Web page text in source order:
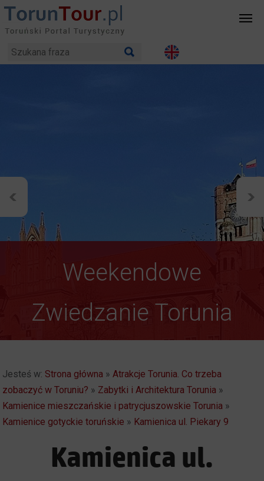
Weekendowe
Zwiedzanie Torunia
Gotyk ponad głową
Jesteś w: Strona główna »Atrakcje Torunia. Co trzeba
zobaczyć w Toruniu? » Zabytki i Architektura Torunia »
Kamienice mieszczańskie i patrycjuszowskie Torunia »
Kamienice gotyckie toruńskie » Kamienica ul. Piekary 9
Kamienica ul.